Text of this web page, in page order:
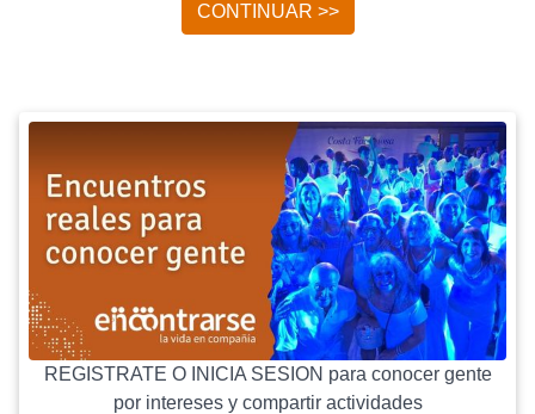
CONTINUAR >>
REGISTRATE O INICIA SESION para conocer gente
por intereses y compartir actividades